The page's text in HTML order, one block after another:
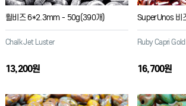
휠비즈 6*2.3mm - 50g(390개)
Chalk Jet Luster
13,200원
Ruby Capri Gold
16,700원